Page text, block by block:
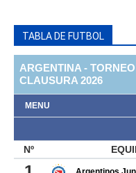
TABLA DE FUTBOL